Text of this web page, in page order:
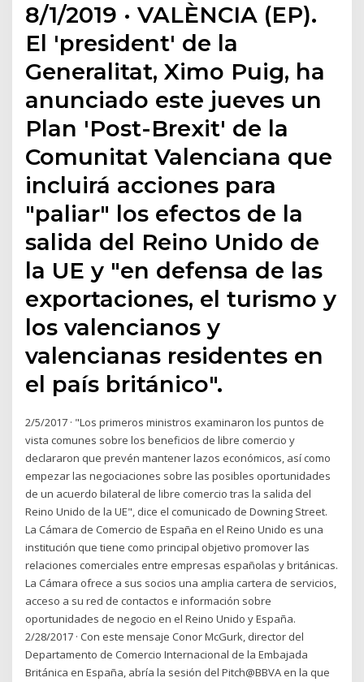
8/1/2019 · VALÈNCIA (EP).
El 'president' de la
Generalitat, Ximo Puig, ha
anunciado este jueves un
Plan 'Post-Brexit' de la
Comunitat Valenciana que
incluirá acciones para
"paliar" los efectos de la
salida del Reino Unido de
la UE y "en defensa de las
exportaciones, el turismo y
los valencianos y
valencianas residentes en
el país británico".
2/5/2017 · "Los primeros ministros examinaron los puntos de
vista comunes sobre los beneficios de libre comercio y
declararon que prevén mantener lazos económicos, así como
empezar las negociaciones sobre las posibles oportunidades
de un acuerdo bilateral de libre comercio tras la salida del
Reino Unido de la UE", dice el comunicado de Downing Street.
La Cámara de Comercio de España en el Reino Unido es una
institución que tiene como principal objetivo promover las
relaciones comerciales entre empresas españolas y británicas.
La Cámara ofrece a sus socios una amplia cartera de servicios,
acceso a su red de contactos e información sobre
oportunidades de negocio en el Reino Unido y España.
2/28/2017 · Con este mensaje Conor McGurk, director del
Departamento de Comercio Internacional de la Embajada
Británica en España, abría la sesión del Pitch@BBVA en la que